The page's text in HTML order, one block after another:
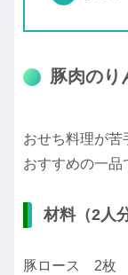
豚肉のり
おせち料理が苦
おすすめの一品
材料（2人分
豚ロース 2枚